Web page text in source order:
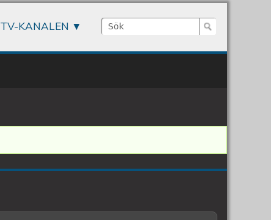
Sökformulär
Sök
TV-KANALEN